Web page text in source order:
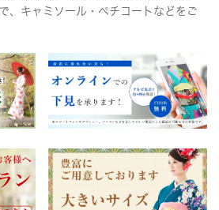
、キャミソール・ペチコートなどをご